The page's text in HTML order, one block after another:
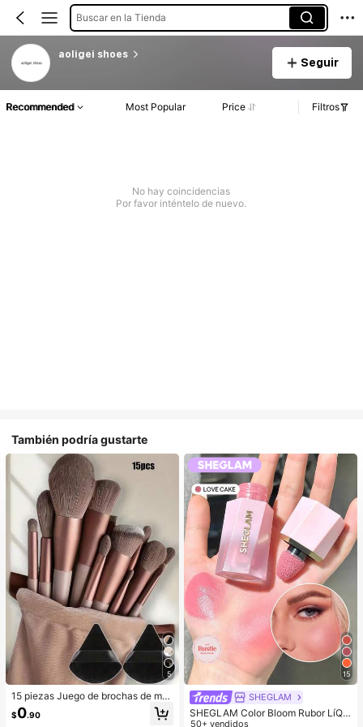
Buscar en la Tienda
aoligei shoes
Seguir
Recommended Most Popular Price Filtros
No hay coincidencias
Por favor inténtelo de nuevo.
También podría gustarte
5
15 piezas Juego de brochas de ma
quillaje, incluye 2 esponjas de maq
uillaje triangulares negras, suaves y
$0.90
15
SHEGLAM
SHEGLAM Color Bloom Rubor LíQui
do Acabado Mate-Love Cake Color
50+ vendidos